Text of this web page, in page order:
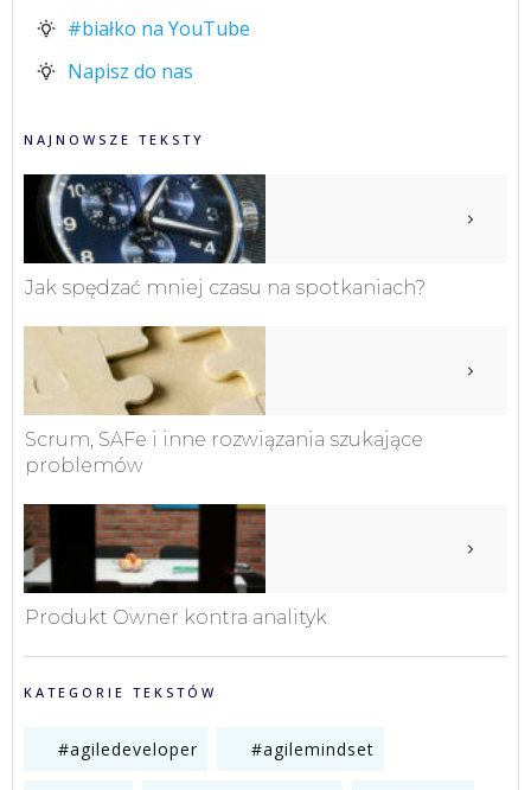
#białko na YouTube
Napisz do nas
NAJNOWSZE TEKSTY
Jak spędzać mniej czasu na spotkaniach?
Scrum, SAFe i inne rozwiązania szukające
problemów
Produkt Owner kontra analityk
KATEGORIE TEKSTÓW
#agiledeveloper #agilemindset